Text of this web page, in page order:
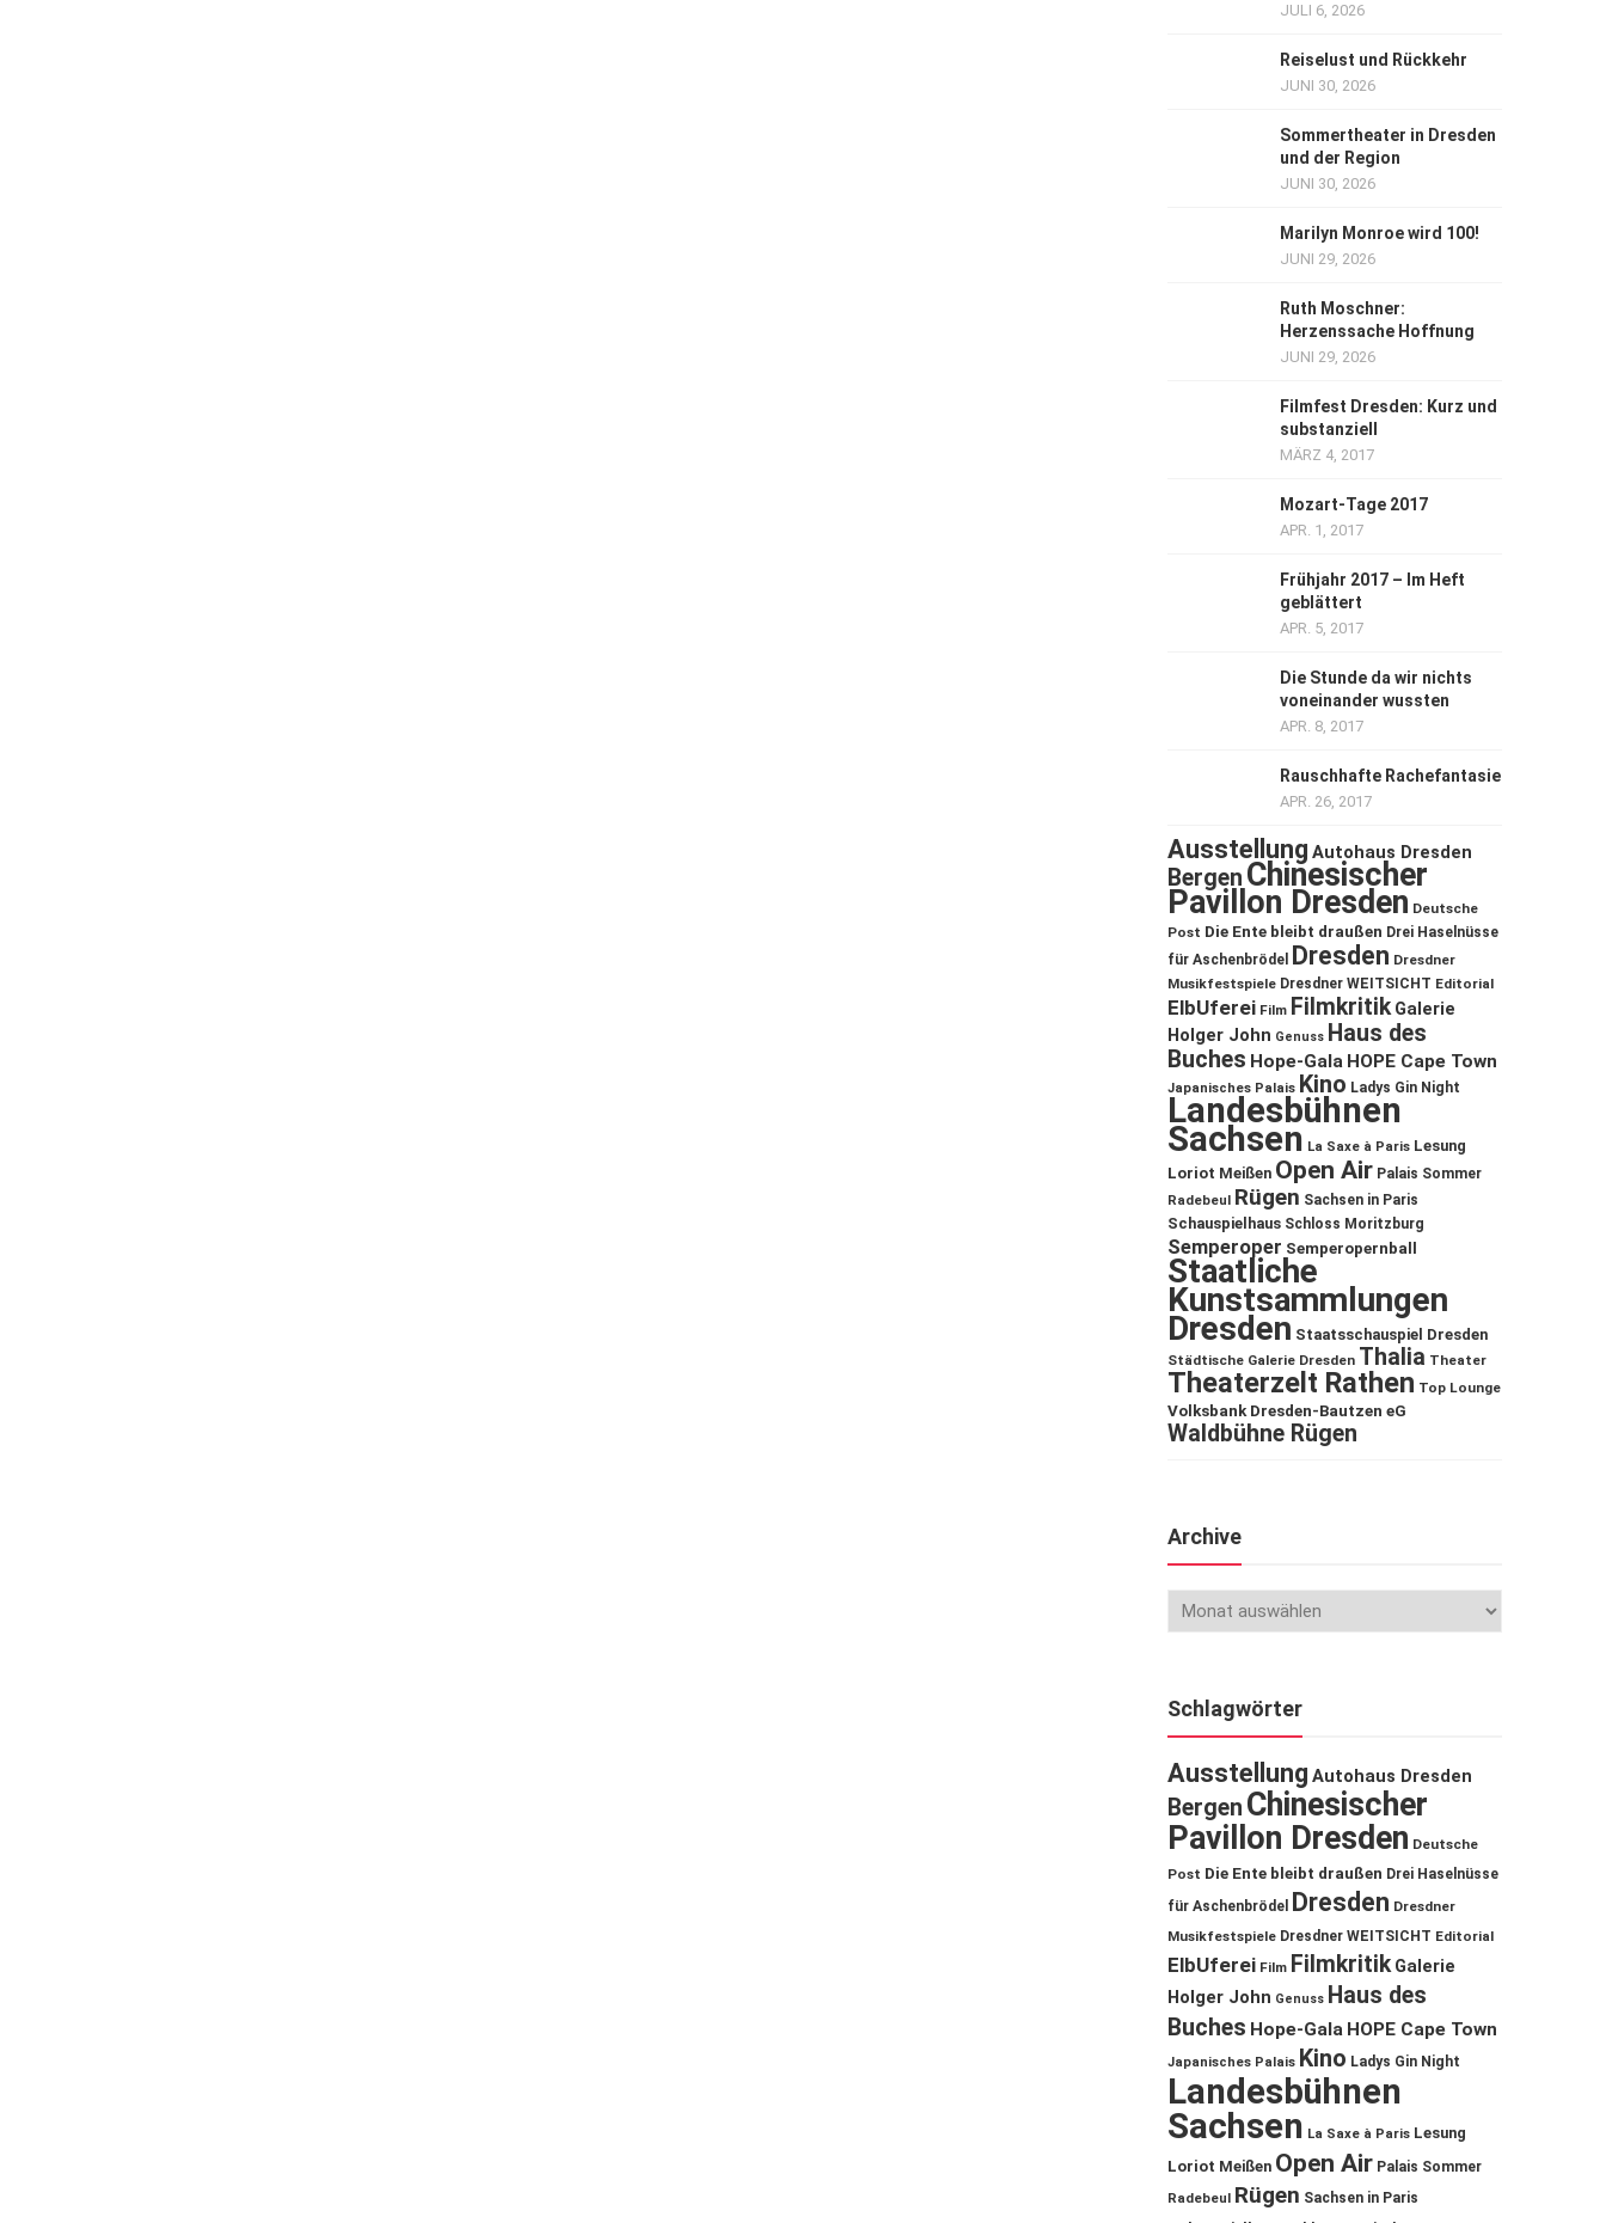
JULI 6, 2026
Reiselust und Rückkehr
JUNI 30, 2026
Sommertheater in Dresden
und der Region
JUNI 30, 2026
Marilyn Monroe wird 100!
JUNI 29, 2026
Ruth Moschner:
Herzenssache Hoffnung
JUNI 29, 2026
Filmfest Dresden: Kurz und
substanziell
MÄRZ 4, 2017
Mozart-Tage 2017
APR. 1, 2017
Frühjahr 2017 – Im Heft
geblättert
APR. 5, 2017
Die Stunde da wir nichts
voneinander wussten
APR. 8, 2017
Rauschhafte Rachefantasie
APR. 26, 2017
Ausstellung Autohaus Dresden
Bergen Chinesischer
Pavillon Dresden Deutsche
Post Die Ente bleibt draußen Drei Haselnüsse
für Aschenbrödel
Dresden Dresdner
Musikfestspiele Dresdner WEITSICHT Editorial
ElbUferei Film Filmkritik Galerie
Holger John Genuss Haus des
Buches Hope-Gala HOPE Cape Town
Japanisches Palais Kino Ladys Gin Night
Landesbühnen
Sachsen La Saxe à Paris Lesung
Loriot Meißen Open Air Palais Sommer
Radebeul Rügen Sachsen in Paris
Schauspielhaus Schloss Moritzburg
Semperoper Semperopernball
Staatliche
Kunstsammlungen
Dresden Staatsschauspiel Dresden
Städtische Galerie Dresden Thalia Theater
Theaterzelt Rathen Top Lounge
Volksbank Dresden-Bautzen eG
Waldbühne Rügen
Archive
Schlagwörter
Ausstellung Autohaus Dresden
Bergen Chinesischer
Pavillon Dresden Deutsche
Post Die Ente bleibt draußen Drei Haselnüsse
für Aschenbrödel
Dresden Dresdner
Musikfestspiele Dresdner WEITSICHT Editorial
ElbUferei Film Filmkritik Galerie
Holger John Genuss Haus des
Buches Hope-Gala HOPE Cape Town
Japanisches Palais Kino Ladys Gin Night
Landesbühnen
Sachsen La Saxe à Paris Lesung
Loriot Meißen Open Air Palais Sommer
Radebeul Rügen Sachsen in Paris